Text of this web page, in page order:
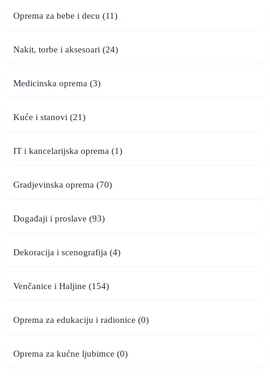
Oprema za bebe i decu (11)
Nakit, torbe i aksesoari (24)
Medicinska oprema (3)
Kuće i stanovi (21)
IT i kancelarijska oprema (1)
Gradjevinska oprema (70)
Događaji i proslave (93)
Dekoracija i scenografija (4)
Venčanice i Haljine (154)
Oprema za edukaciju i radionice (0)
Oprema za kućne ljubimce (0)